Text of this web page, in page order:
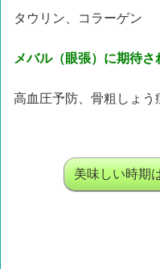
タウリン、コラーゲン
メバル（眼張）に期待さ
高血圧予防、骨粗しょ
美味しい時期